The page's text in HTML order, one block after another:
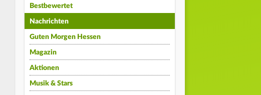
Bestbewertet
Nachrichten
Guten Morgen Hessen
Magazin
Aktionen
Musik & Stars